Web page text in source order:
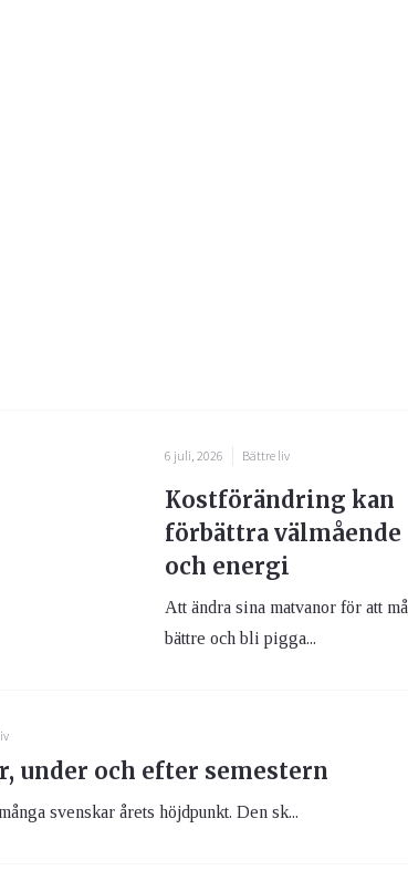
6 juli, 2026 Bättre liv
Kostförändring kan
förbättra välmående
och energi
Att ändra sina matvanor för att må
bättre och bli pigga...
under och efter semestern
svenskar årets höjdpunkt. Den sk...